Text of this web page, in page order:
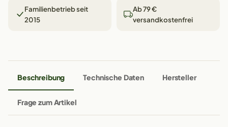
Familienbetrieb seit
2015
Ab 79 €
versandkostenfrei
Beschreibung Technische Daten Hersteller
Frage zum Artikel